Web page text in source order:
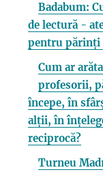
Badabum:
de lectură -
pentru părinți
Cum ar
profesorii,
începe, în
alții, în
reciprocă?
Turneu